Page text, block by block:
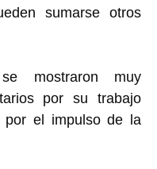
sumarse otros
mostraron muy
por su trabajo
por el impulso de la